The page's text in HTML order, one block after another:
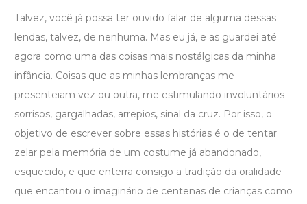
Talvez, você já possa ter ouvido falar de alguma dessas
lendas, talvez, de nenhuma. Mas eu já, e as guardei até
agora como uma das coisas mais nostálgicas da minha
infância. Coisas que as minhas lembranças me
presenteiam vez ou outra, me estimulando involuntários
sorrisos, gargalhadas, arrepios, sinal da cruz. Por isso, o
objetivo de escrever sobre essas histórias é o de tentar
zelar pela memória de um costume já abandonado,
esquecido, e que enterra consigo a tradição da oralidade
que encantou o imaginário de centenas de crianças como